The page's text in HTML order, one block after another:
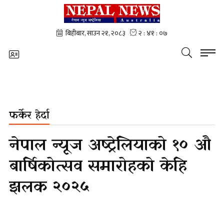
फर्केर हेर्दा
नेपाल न्यूज अष्ट्रेलियाको १० औ
बार्षिकोत्सव समारोहको केहि
झलक २०२५